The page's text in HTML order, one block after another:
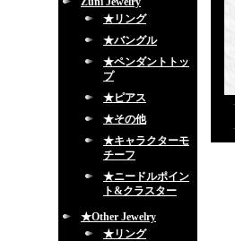
★リング
★バングル
★ペンダントトッ
プ
★ピアス
★その他
★キャラクターモ
チーフ
★ニードルポイン
ト&クラスター
★Other Jewelry
★リング